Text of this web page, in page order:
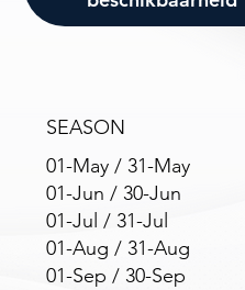
SEASON
01-May / 31-May
01-Jun / 30-Jun
01-Jul / 31-Jul
01-Aug / 31-Aug
01-Sep / 30-Sep